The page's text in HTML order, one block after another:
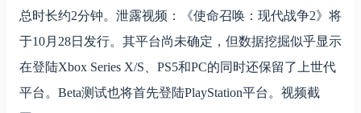
总时长约2分钟。泄露视频：《使命召唤：现代战争2》将
于10月28日发行。其平台尚未确定，但数据挖掘似乎显示
在登陆Xbox Series X/S、PS5和PC的同时还保留了上世代
平台。Beta测试也将首先登陆PlayStation平台。视频截